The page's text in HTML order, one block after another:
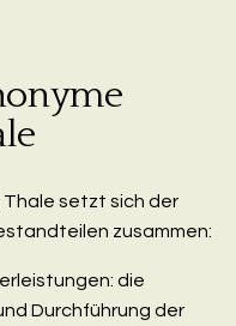
setzt sich der
zusammen:
die
Durchführung der